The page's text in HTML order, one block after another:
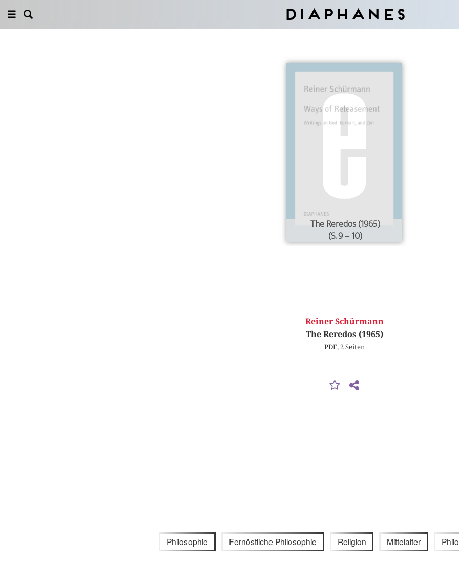
Diaphanes
The Reredos (1965)
(S. 9 – 10)
Reiner Schürmann
The Reredos (1965)
PDF, 2 Seiten
Philosophie Fernöstliche Philosophie Religion Mittelalter